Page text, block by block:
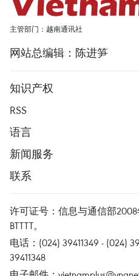
主管部门：越南通讯社
网站总编辑：陈进笋
知识产权
RSS
语言
新闻服务
联系
许可证号：信息与通信部2008
BTTTT。
电话：(024) 39411349 - (024)
39411348